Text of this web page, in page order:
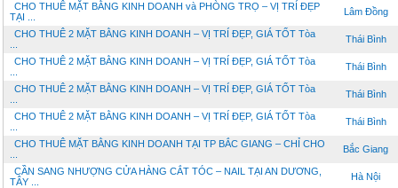
CHO THUÊ MẶT BẰNG KINH DOANH và PHÒNG TRỌ – VỊ TRÍ ĐẸP
TẠI ...
Lâm Đồng
CHO THUÊ 2 MẶT BẰNG KINH DOANH – VỊ TRÍ ĐẸP, GIÁ TỐT Tòa
Thái Bình
CHO THUÊ 2 MẶT BẰNG KINH DOANH – VỊ TRÍ ĐẸP, GIÁ TỐT Tòa
Thái Bình
CHO THUÊ 2 MẶT BẰNG KINH DOANH – VỊ TRÍ ĐẸP, GIÁ TỐT Tòa
Thái Bình
CHO THUÊ 2 MẶT BẰNG KINH DOANH – VỊ TRÍ ĐẸP, GIÁ TỐT Tòa
Thái Bình
CHO THUÊ MẶT BẰNG KINH DOANH TẠI TP BẮC GIANG – CHỈ CHO
Bắc Giang
CẦN SANG NHƯỢNG CỬA HÀNG CẮT TÓC – NAIL TẠI AN DƯƠNG,
TÂY ...
Hà Nội